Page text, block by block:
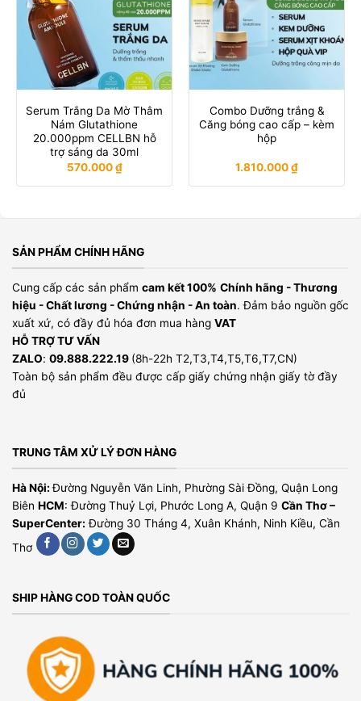
Serum Trắng Da Mờ Thâm
Nám Glutathione
20.000ppm CELLBN hỗ
trợ sáng da 30ml
570.000₫
Combo Dưỡng trắng &
Căng bóng cao cấp – kèm
hộp
1.810.000₫
SẢN PHẨM CHÍNH HÃNG
Cung cấp các sản phẩm cam kết 100% Chính hãng - Thương
hiệu - Chất lương - Chứng nhận - An toàn. Đảm bảo nguồn gốc
xuất xứ, có đầy đủ hóa đơn mua hàng VAT
HỖ TRỢ TƯ VẤN
ZALO: 09.888.222.19 (8h-22h T2,T3,T4,T5,T6,T7,CN)
Toàn bộ sản phẩm đều được cấp giấy chứng nhận giấy tờ đầy
đủ
TRUNG TÂM XỬ LÝ ĐƠN HÀNG
Hà Nội:Đường Nguyễn Văn Linh, Phường Sài Đồng, Quận Long
Biên HCM: Đường Thuỷ Lợi, Phước Long A, Quận 9 Cần Thơ –
SuperCenter: Đường 30 Tháng 4, Xuân Khánh, Ninh Kiều, Cần
Thơ
SHIP HÀNG COD TOÀN QUỐC